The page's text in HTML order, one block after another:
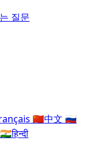
질문
🇨🇳中文 🇷🇺
🇮🇳हिन्दी